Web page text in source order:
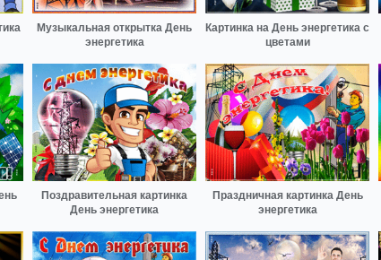
Музыкальная открытка День
энергетика
Картинка на День энергетика с
цветами
Поздравительная картинка
День энергетика
Праздничная картинка День
энергетика